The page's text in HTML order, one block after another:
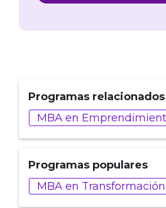
Programas relacionados
MBA en
Programas populares
MBA en